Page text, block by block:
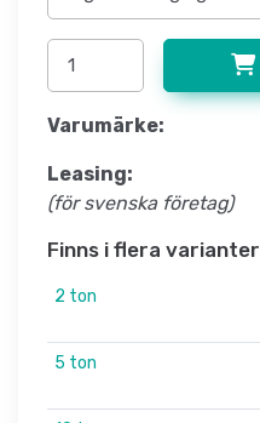
Varumärke:
Leasing:
(för svenska företag)
Finns i flera varianter
2 ton
5 ton